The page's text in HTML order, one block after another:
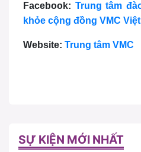
Facebook: Trung tâm
khỏe cộng đồng VMC
Website: Trung tâm VMC
SỰ KIỆN MỚI NHẤT